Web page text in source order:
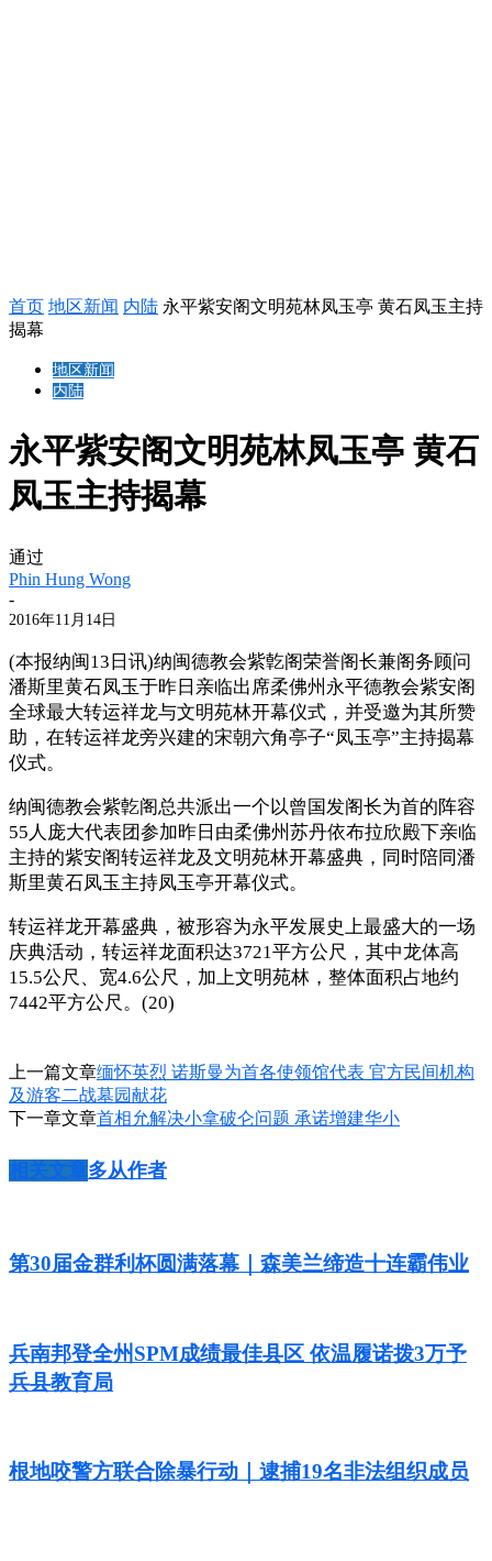
首页 地区新闻 内陆 永平紫安阁文明苑林凤玉亭 黄石凤玉主持
揭幕
地区新闻
内陆
永平紫安阁文明苑林凤玉亭 黄石
凤玉主持揭幕
通过
Phin Hung Wong
-
2016年11月14日
(本报纳闽13日讯)纳闽德教会紫亁阁荣誉阁长兼阁务顾问
潘斯里黄石凤玉于昨日亲临出席柔佛州永平德教会紫安阁
全球最大转运祥龙与文明苑林开幕仪式，并受邀为其所赞
助，在转运祥龙旁兴建的宋朝六角亭子“凤玉亭”主持揭幕
仪式。
纳闽德教会紫亁阁总共派出一个以曾国发阁长为首的阵容
55人庞大代表团参加昨日由柔佛州苏丹依布拉欣殿下亲临
主持的紫安阁转运祥龙及文明苑林开幕盛典，同时陪同潘
斯里黄石凤玉主持凤玉亭开幕仪式。
转运祥龙开幕盛典，被形容为永平发展史上最盛大的一场
庆典活动，转运祥龙面积达3721平方公尺，其中龙体高
15.5公尺、宽4.6公尺，加上文明苑林，整体面积占地约
7442平方公尺。(20)
上一篇文章缅怀英烈 诺斯曼为首各使领馆代表 官方民间机构
及游客二战墓园献花
下一章文章首相允解决小拿破仑问题 承诺增建华小
相关文章多从作者
第30届金群利杯圆满落幕｜森美兰缔造十连霸伟业
兵南邦登全州SPM成绩最佳县区 依温履诺拨3万予
兵县教育局
根地咬警方联合除暴行动｜逮捕19名非法组织成员